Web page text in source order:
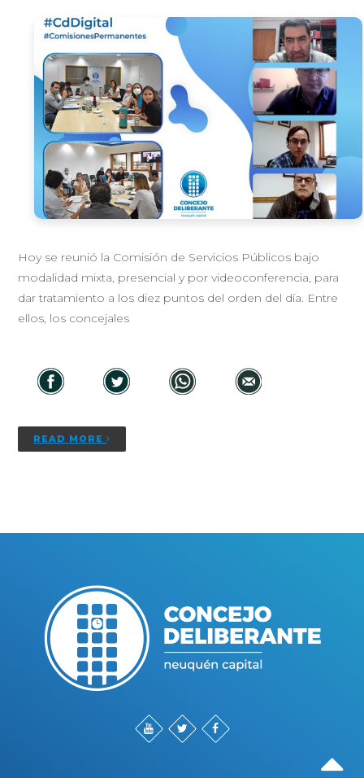
Hoy se reunió la Comisión de Servicios Públicos bajo
modalidad mixta, presencial y por videoconferencia, para
dar tratamiento a los diez puntos del orden del día. Entre
ellos, los concejales
READ MORE